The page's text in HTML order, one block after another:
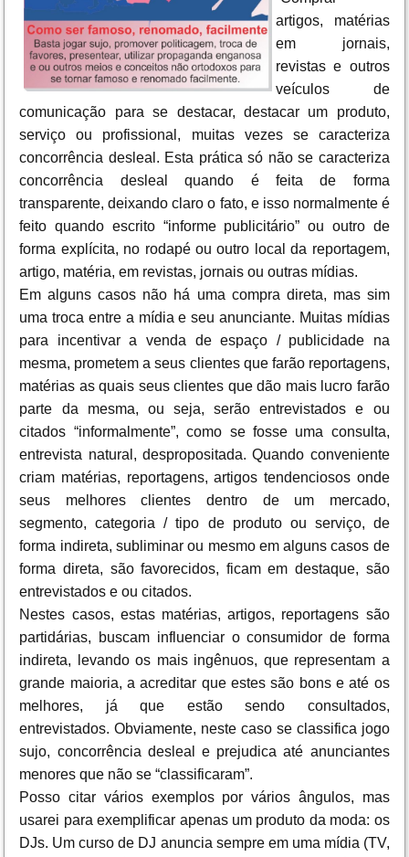
artigos, matérias
em jornais,
revistas e outros
veículos de
comunicação para se destacar, destacar um produto,
serviço ou profissional, muitas vezes se caracteriza
concorrência desleal. Esta prática só não se caracteriza
concorrência desleal quando é feita de forma
transparente, deixando claro o fato, e isso normalmente é
feito quando escrito “informe publicitário” ou outro de
forma explícita, no rodapé ou outro local da reportagem,
artigo, matéria, em revistas, jornais ou outras mídias.
Em alguns casos não há uma compra direta, mas sim
uma troca entre a mídia e seu anunciante. Muitas mídias
para incentivar a venda de espaço / publicidade na
mesma, prometem a seus clientes que farão reportagens,
matérias as quais seus clientes que dão mais lucro farão
parte da mesma, ou seja, serão entrevistados e ou
citados “informalmente”, como se fosse uma consulta,
entrevista natural, despropositada. Quando conveniente
criam matérias, reportagens, artigos tendenciosos onde
seus melhores clientes dentro de um mercado,
segmento, categoria / tipo de produto ou serviço, de
forma indireta, subliminar ou mesmo em alguns casos de
forma direta, são favorecidos, ficam em destaque, são
entrevistados e ou citados.
Nestes casos, estas matérias, artigos, reportagens são
partidárias, buscam influenciar o consumidor de forma
indireta, levando os mais ingênuos, que representam a
grande maioria, a acreditar que estes são bons e até os
melhores, já que estão sendo consultados,
entrevistados. Obviamente, neste caso se classifica jogo
sujo, concorrência desleal e prejudica até anunciantes
menores que não se “classificaram”.
Posso citar vários exemplos por vários ângulos, mas
usarei para exemplificar apenas um produto da moda: os
DJs. Um curso de DJ anuncia sempre em uma mídia (TV,